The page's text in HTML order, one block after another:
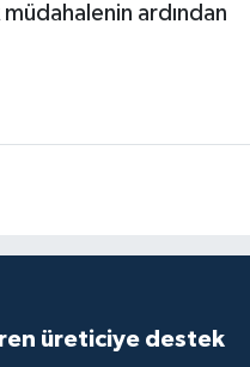
ardından
üreticiye destek